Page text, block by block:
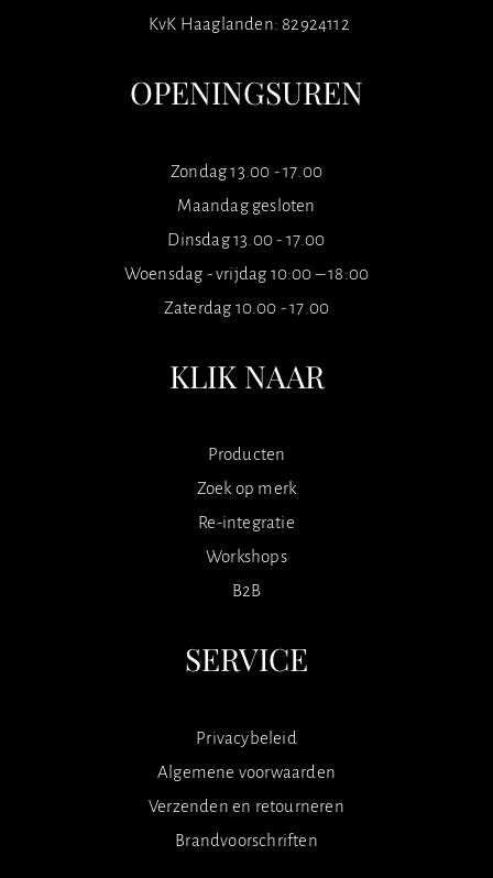
KvK Haaglanden: 82924112
OPENINGSUREN
Zondag 13.00 - 17.00
Maandag gesloten
Dinsdag 13.00 - 17.00
Woensdag - vrijdag 10:00 – 18:00
Zaterdag 10.00 - 17.00
KLIK NAAR
Producten
Zoek op merk
Re-integratie
Workshops
B2B
SERVICE
Privacybeleid
Algemene voorwaarden
Verzenden en retourneren
Brandvoorschriften